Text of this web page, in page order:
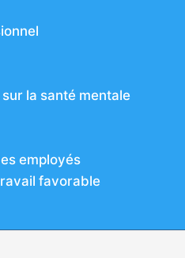
la santé mentale
employés
favorable